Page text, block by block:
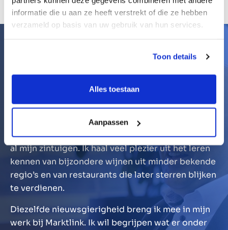
informatie die u aan ze heeft verstrekt of die ze hebben
verzameld op basis van uw gebruik van hun services.
Toon details
Alles toestaan
Aanpassen
als kompas
Of het nu gaat om reizen, wijn of gastronomie – ik
laat mij leiden door nieuwsgierigheid en
waardering. Ik wil de wereld ontdekken, er zoveel
mogelijk van beleven en genieten van de reis met
al mijn zintuigen. Ik haal veel plezier uit het leren
kennen van bijzondere wijnen uit minder bekende
regio’s en van restaurants die later sterren blijken
te verdienen.
Diezelfde nieuwsgierigheid breng ik mee in mijn
werk bij Marktlink. Ik wil begrijpen wat er onder